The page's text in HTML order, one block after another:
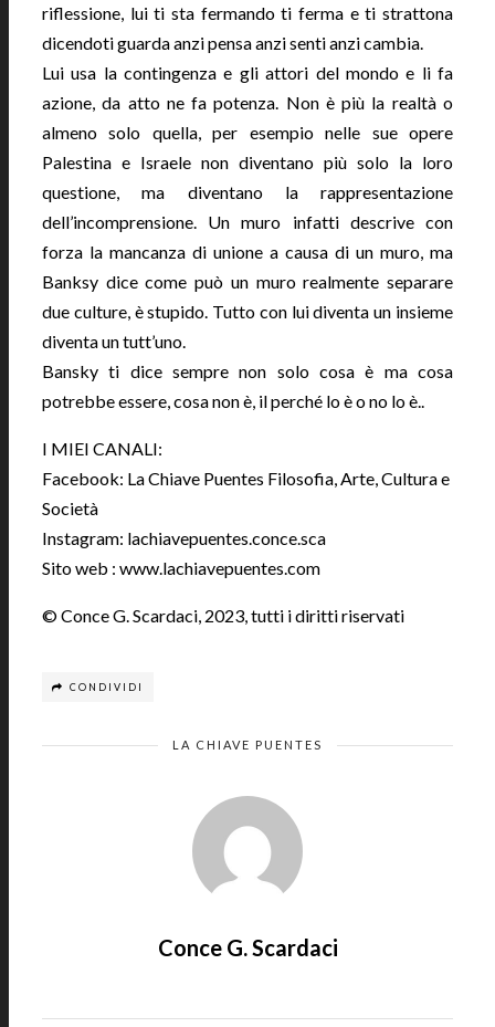
riflessione, lui ti sta fermando ti ferma e ti strattona
dicendoti guarda anzi pensa anzi senti anzi cambia.
Lui usa la contingenza e gli attori del mondo e li fa
azione, da atto ne fa potenza. Non è più la realtà o
almeno solo quella, per esempio nelle sue opere
Palestina e Israele non diventano più solo la loro
questione, ma diventano la rappresentazione
dell’incomprensione. Un muro infatti descrive con
forza la mancanza di unione a causa di un muro, ma
Banksy dice come può un muro realmente separare
due culture, è stupido. Tutto con lui diventa un insieme
diventa un tutt’uno.
Bansky ti dice sempre non solo cosa è ma cosa
potrebbe essere, cosa non è, il perché lo è o no lo è..
I MIEI CANALI:
Facebook: La Chiave Puentes Filosofia, Arte, Cultura e
Società
Instagram: lachiavepuentes.conce.sca
Sito web : www.lachiavepuentes.com
© Conce G. Scardaci, 2023, tutti i diritti riservati
CONDIVIDI
LA CHIAVE PUENTES
Conce G. Scardaci